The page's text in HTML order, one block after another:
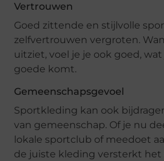
Vertrouwen
Goed zittende en stijlvolle
zelfvertrouwen vergroten.
uitziet, voel je je ook goed,
goede komt.
Gemeenschapsgevoel
Sportkleding kan ook
van gemeenschap. Of je nu
lokale sportclub of meedoet
de juiste kleding versterkt het